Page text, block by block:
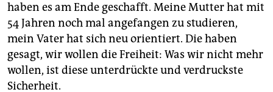
haben es am Ende geschafft. Meine Mutter hat mit
54 Jahren noch mal angefangen zu studieren,
mein Vater hat sich neu orientiert. Die haben
gesagt, wir wollen die Freiheit: Was wir nicht mehr
wollen, ist diese unterdrückte und verdruckste
Sicherheit.